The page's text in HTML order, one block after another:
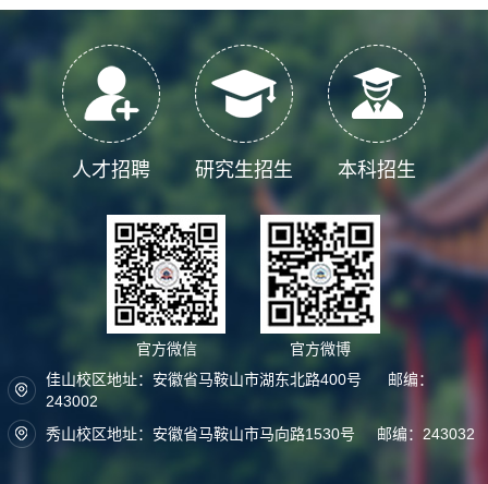
本科招生
研究生招生
人才招聘
官方微信
官方微博
佳山校区地址：安徽省马鞍山市湖东北路400号 邮编：
243002
秀山校区地址：安徽省马鞍山市马向路1530号 邮编：243032